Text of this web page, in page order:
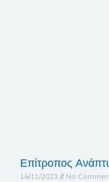
Επίτροπος
16/11/2023 No